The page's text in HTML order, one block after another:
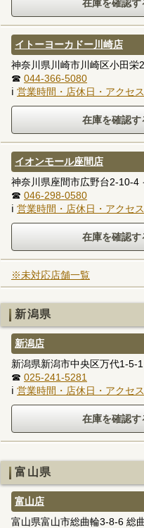
イトーヨーカドー川崎店
神奈川県川崎市川崎区小田
☎ 044-366-5080
ℹ 営業時間・店休日・アクセ
イオンモール座間店
神奈川県座間市広野台2-10-4
☎ 046-298-0580
ℹ 営業時間・店休日・アクセ
※未対応店舗一覧
新潟県
新潟店
新潟県新潟市中央区万代1-5-
☎ 025-241-5281
ℹ 営業時間・店休日・アクセ
富山県
富山店
富山県富山市総曲輪3-8-6 総